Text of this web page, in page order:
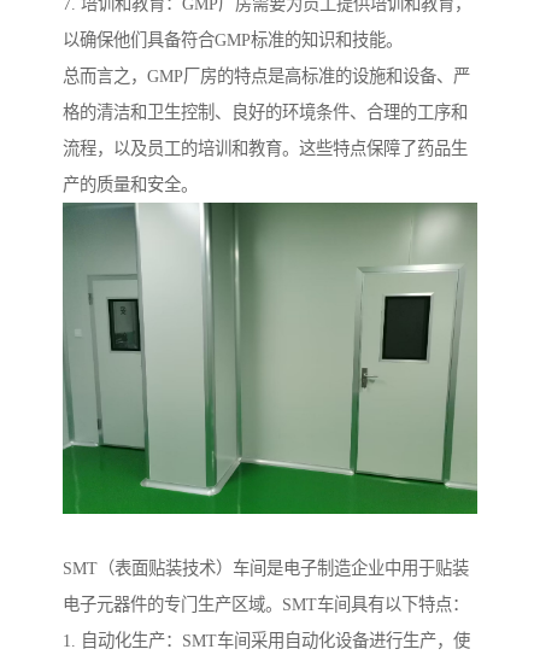
以确保他们具备符合GMP标准的知识和技能。
总而言之，GMP厂房的特点是高标准的设施和设备、严
格的清洁和卫生控制、良好的环境条件、合理的工序和
流程，以及员工的培训和教育。这些特点保障了药品生
产的质量和安全。
SMT（表面贴装技术）车间是电子制造企业中用于贴装
电子元器件的专门生产区域。SMT车间具有以下特点：
1. 自动化生产：SMT车间采用自动化设备进行生产，使